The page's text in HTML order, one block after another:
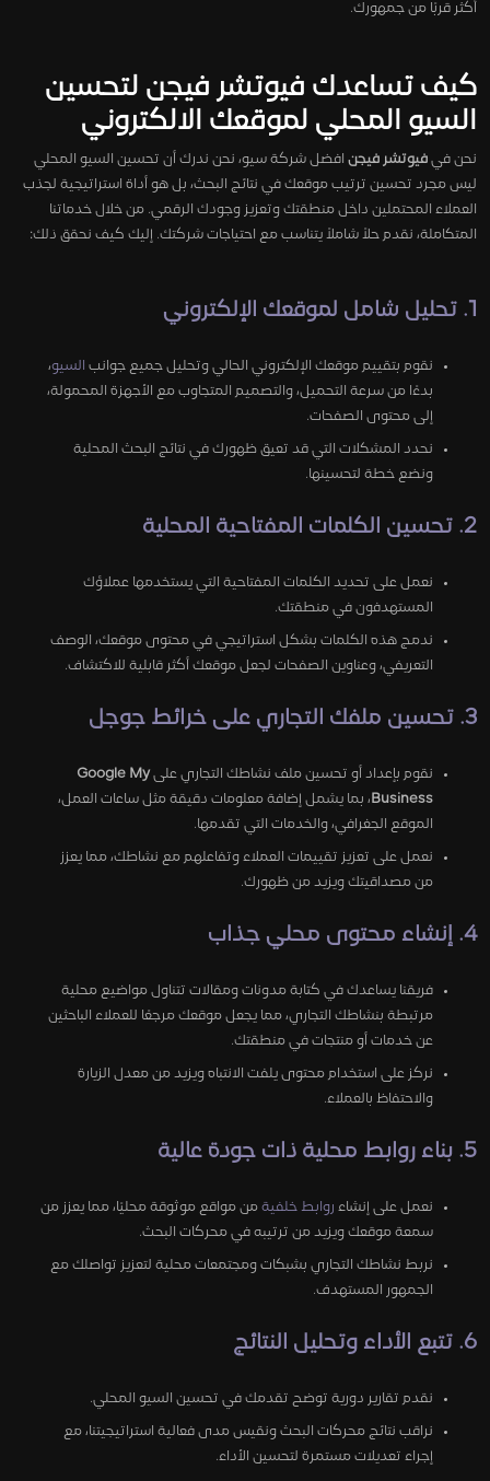
أكثر قربًا من جمهورك.
كيف تساعدك فيوتشر فيجن لتحسين
السيو المحلي لموقعك الالكتروني
نحن في فيوتشر فيجن افضل شركة سيو، نحن ندرك أن تحسين السيو المحلي
ليس مجرد تحسين ترتيب موقعك في نتائج البحث، بل هو أداة استراتيجية لجذب
العملاء المحتملين داخل منطقتك وتعزيز وجودك الرقمي. من خلال خدماتنا
المتكاملة، نقدم حلاً شاملاً يتناسب مع احتياجات شركتك. إليك كيف نحقق ذلك:
1. تحليل شامل لموقعك الإلكتروني
نقوم بتقييم موقعك الإلكتروني الحالي وتحليل جميع جوانب السيو،
بدءًا من سرعة التحميل، والتصميم المتجاوب مع الأجهزة المحمولة،
إلى محتوى الصفحات.
نحدد المشكلات التي قد تعيق ظهورك في نتائج البحث المحلية
ونضع خطة لتحسينها.
2. تحسين الكلمات المفتاحية المحلية
نعمل على تحديد الكلمات المفتاحية التي يستخدمها عملاؤك
المستهدفون في منطقتك.
ندمج هذه الكلمات بشكل استراتيجي في محتوى موقعك، الوصف
التعريفي، وعناوين الصفحات لجعل موقعك أكثر قابلية للاكتشاف.
3. تحسين ملفك التجاري على خرائط جوجل
نقوم بإعداد أو تحسين ملف نشاطك التجاري علىGoogle My
Business ، بما يشمل إضافة معلومات دقيقة مثل ساعات العمل،
الموقع الجغرافي، والخدمات التي تقدمها.
نعمل على تعزيز تقييمات العملاء وتفاعلهم مع نشاطك، مما يعزز
من مصداقيتك ويزيد من ظهورك.
4. إنشاء محتوى محلي جذاب
فريقنا يساعدك في كتابة مدونات ومقالات تتناول مواضيع محلية
مرتبطة بنشاطك التجاري، مما يجعل موقعك مرجعًا للعملاء الباحثين
عن خدمات أو منتجات في منطقتك.
نركز على استخدام محتوى يلفت الانتباه ويزيد من معدل الزيارة
والاحتفاظ بالعملاء.
5. بناء روابط محلية ذات جودة عالية
نعمل على إنشاء روابط خلفية من مواقع موثوقة محليًا، مما يعزز من
سمعة موقعك ويزيد من ترتيبه في محركات البحث.
نربط نشاطك التجاري بشبكات ومجتمعات محلية لتعزيز تواصلك مع
الجمهور المستهدف.
6. تتبع الأداء وتحليل النتائج
نقدم تقارير دورية توضح تقدمك في تحسين السيو المحلي.
نراقب نتائج محركات البحث ونقيس مدى فعالية استراتيجيتنا، مع
إجراء تعديلات مستمرة لتحسين الأداء.